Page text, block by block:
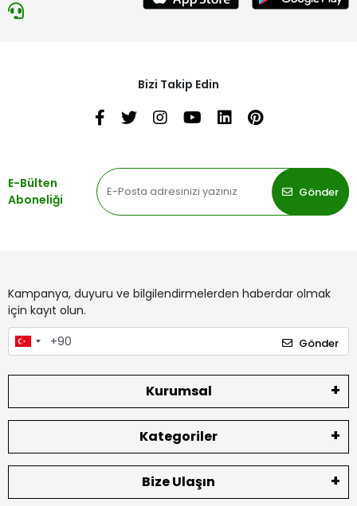
Bizi Takip Edin
E-Bülten
Aboneliği
Gönder
Kampanya, duyuru ve bilgilendirmelerden haberdar olmak
için kayıt olun.
Gönder
Kurumsal
Kategoriler
Bize Ulaşın